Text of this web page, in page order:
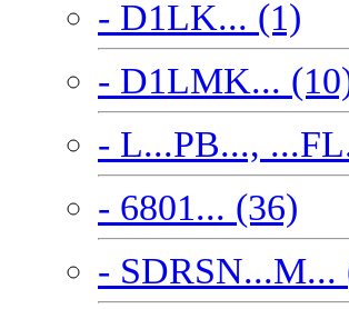
- D1LK... (1)
- D1LMK...
- L...PB...,
- 6801... (36)
- SDRSN...M...